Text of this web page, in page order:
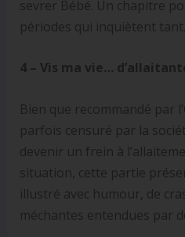
sevrer Bébé. Un chapitre
périodes qui inquiètent tant.
4 – Vis ma vie…
Bien que recommandé par
parfois censuré par la
devenir un frein à
situation, cette partie
illustré avec humour, de
méchantes entendues par